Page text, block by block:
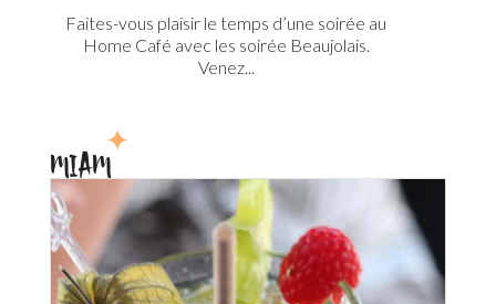
Faites-vous plaisir le temps d’une soirée au
Home Café avec les soirée Beaujolais.
Venez...
MIAM